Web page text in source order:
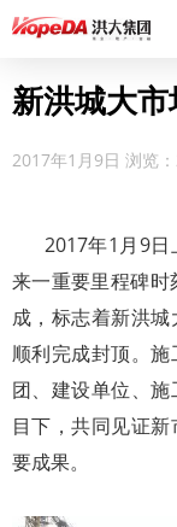
新洪城大
2017年1月9日 浏览
2017年1月9日
来一重要里程碑
成，标志着新洪
顺利完成封顶。
团、建设单位、
目下，共同见证
要成果。